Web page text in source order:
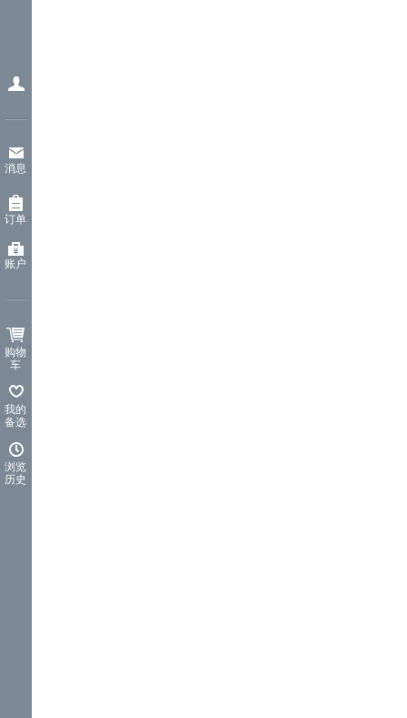
消息
订单
账户
购物
车
我的
备选
浏览
历史